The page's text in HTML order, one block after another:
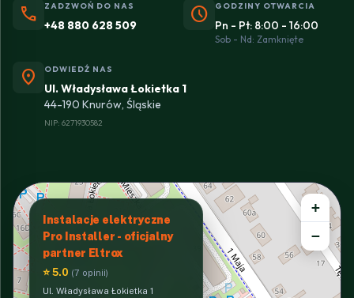
phone ZADZWOŃ DO NAS
+48 880 628 509 schedule GODZINY OTWARCIA
Pn - Pt: 8:00 - 16:00
Sob - Nd: Zamknięte
location_on ODWIEDŹ NAS
Ul. Władysława Łokietka 1
44-190 Knurów, Śląskie
NIP: 6271930582
Instalacje elektryczne
Pro Installer - oficjalny
partner Eltrox
⭐ 5.0 (7 opinii)
Ul. Władysława Łokietka 1
+
−